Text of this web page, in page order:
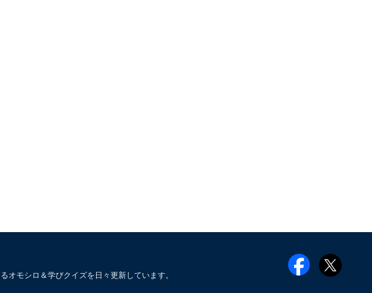
オモシロ＆学びクイズを日々更新しています。